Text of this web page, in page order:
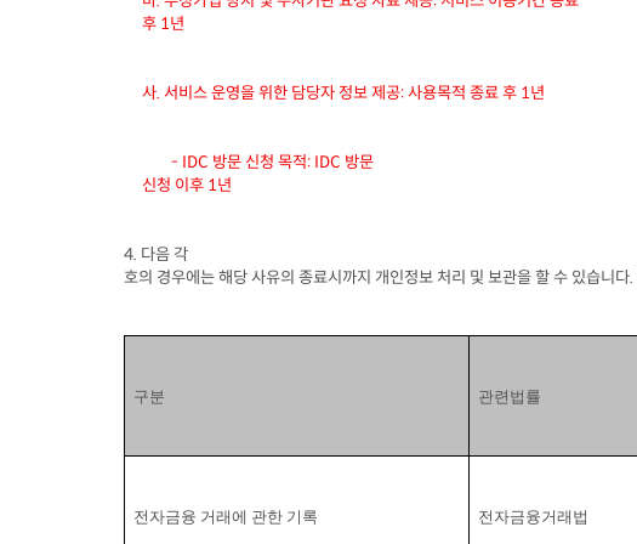
후 1년
사. 서비스 운영을 위한 담당자 정보 제공: 사용목적 종료 후 1년
        - IDC
방문 신청 목적: IDC 방문
신청 이후 1년
4. 다음 각
호의 경우에는 해당 사유의 종료시까지 개인정보 처리 및 보관을 할 수 있습니다.
구분 관련법률
전자금융 거래에 관한 기록 전자금융거래법